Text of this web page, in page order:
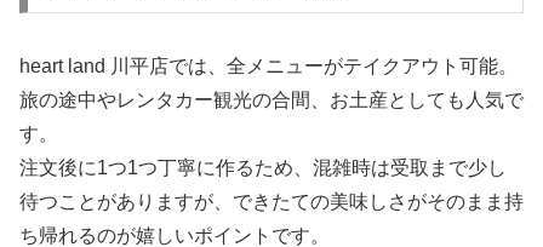
heart land 川平店では、全メニューがテイクアウト可能。
旅の途中やレンタカー観光の合間、お土産としても人気で
す。
注文後に1つ1つ丁寧に作るため、混雑時は受取まで少し
待つことがありますが、できたての美味しさがそのまま持
ち帰れるのが嬉しいポイントです。